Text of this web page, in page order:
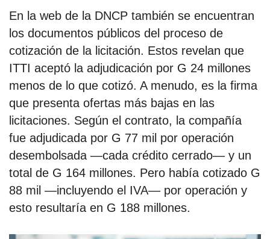
En la web de la DNCP también se encuentran
los documentos públicos del proceso de
cotización de la licitación. Estos revelan que
ITTI aceptó la adjudicación por G 24 millones
menos de lo que cotizó. A menudo, es la firma
que presenta ofertas más bajas en las
licitaciones. Según el contrato, la compañía
fue adjudicada por G 77 mil por operación
desembolsada —cada crédito cerrado— y un
total de G 164 millones. Pero había cotizado G
88 mil —incluyendo el IVA— por operación y
esto resultaría en G 188 millones.